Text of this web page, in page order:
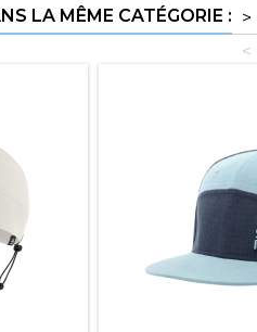
LA MÊME CATÉGORIE : >
<